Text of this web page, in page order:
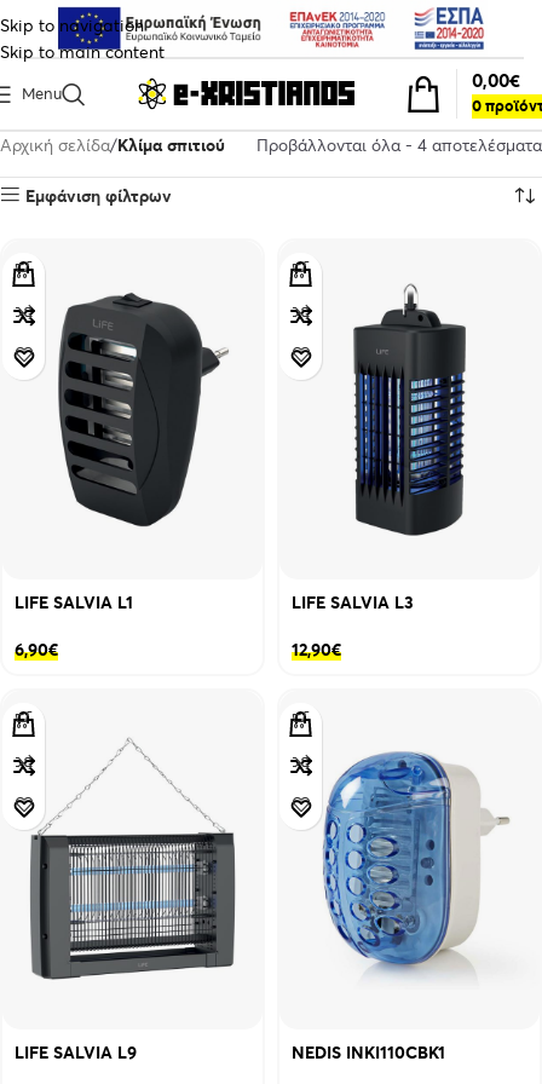
Skip to navigation
Skip to main content
Menu
0
0,00€
Αρχική σελίδα Κλίμα σπιτιού Προβάλλονται όλα - 4 αποτελέσματα
Εμφάνιση φίλτρων
LIFE SALVIA L1
6,90€
LIFE SALVIA L3
12,90€
LIFE SALVIA L9 NEDIS INKI110CBK1